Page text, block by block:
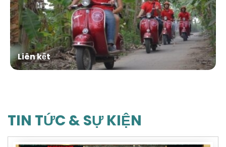
Liên kết
TIN TỨC & SỰ KIỆN